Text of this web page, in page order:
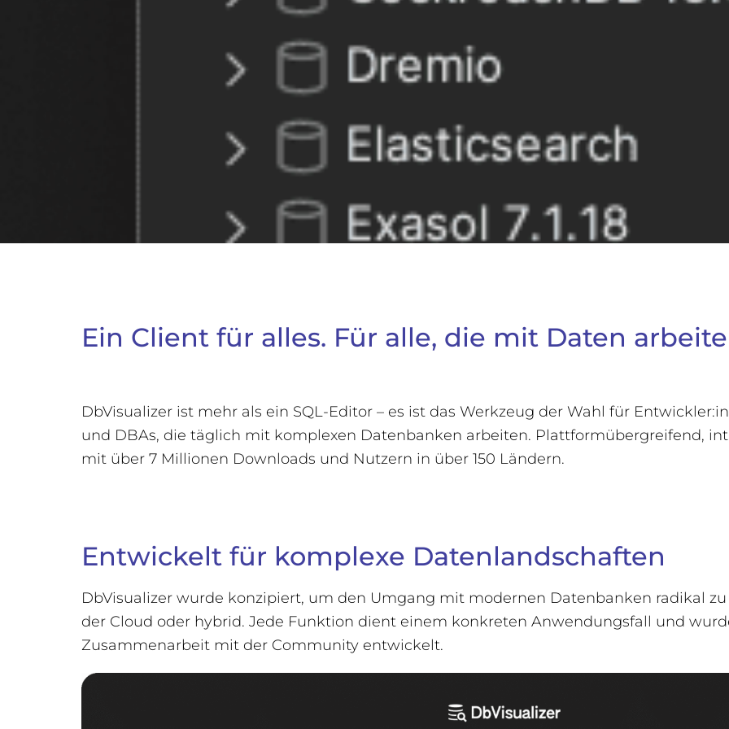
Ein Client für alles. Für alle, die mit Daten
DbVisualizer ist mehr als ein SQL-Editor – es ist das Werkzeug der Wahl für
und DBAs, die täglich mit komplexen Datenbanken arbeiten. Plattformübergreifend,
mit über 7 Millionen Downloads und Nutzern in über 150 Ländern.
Entwickelt für komplexe Datenlandschaften
DbVisualizer wurde konzipiert, um den Umgang mit modernen Datenbanken radikal
der Cloud oder hybrid. Jede Funktion dient einem konkreten Anwendungsfall und
Zusammenarbeit mit der Community entwickelt.